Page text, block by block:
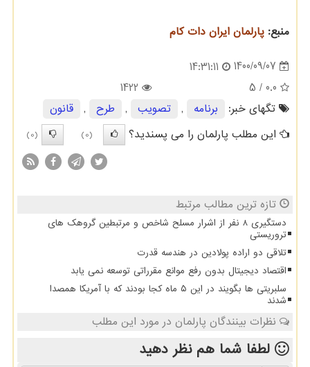
منبع: پارلمان ایران دات كام
1400/09/07
14:31:11
0.0
/ 5
1422
تگهای خبر:
برنامه , تصویب , طرح ,
قانون
این مطلب پارلمان را می پسندید؟
(0)
(0)
تازه ترین مطالب مرتبط
دستگیری 8 نفر از اشرار مسلح شاخص و مرتبطین گروهک های
تروریستی
تلاقی دو اراده پولادین در هندسه قدرت
اقتصاد دیجیتال بدون رفع موانع مقرراتی توسعه نمی یابد
سلبریتی ها بگویند در این ۵ ماه کجا بودند که با آمریکا همصدا
شدند
نظرات بینندگان پارلمان در مورد این مطلب
لطفا شما همنظر دهید